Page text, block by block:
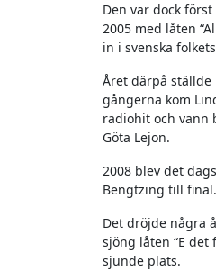
Den var dock
2005 med låten
in i svenska
Året därpå ställde
gångerna kom
radiohit och vann
Göta Lejon.
2008 blev det
Bengtzing till
Det dröjde några
sjöng låten “E
sjunde plats.